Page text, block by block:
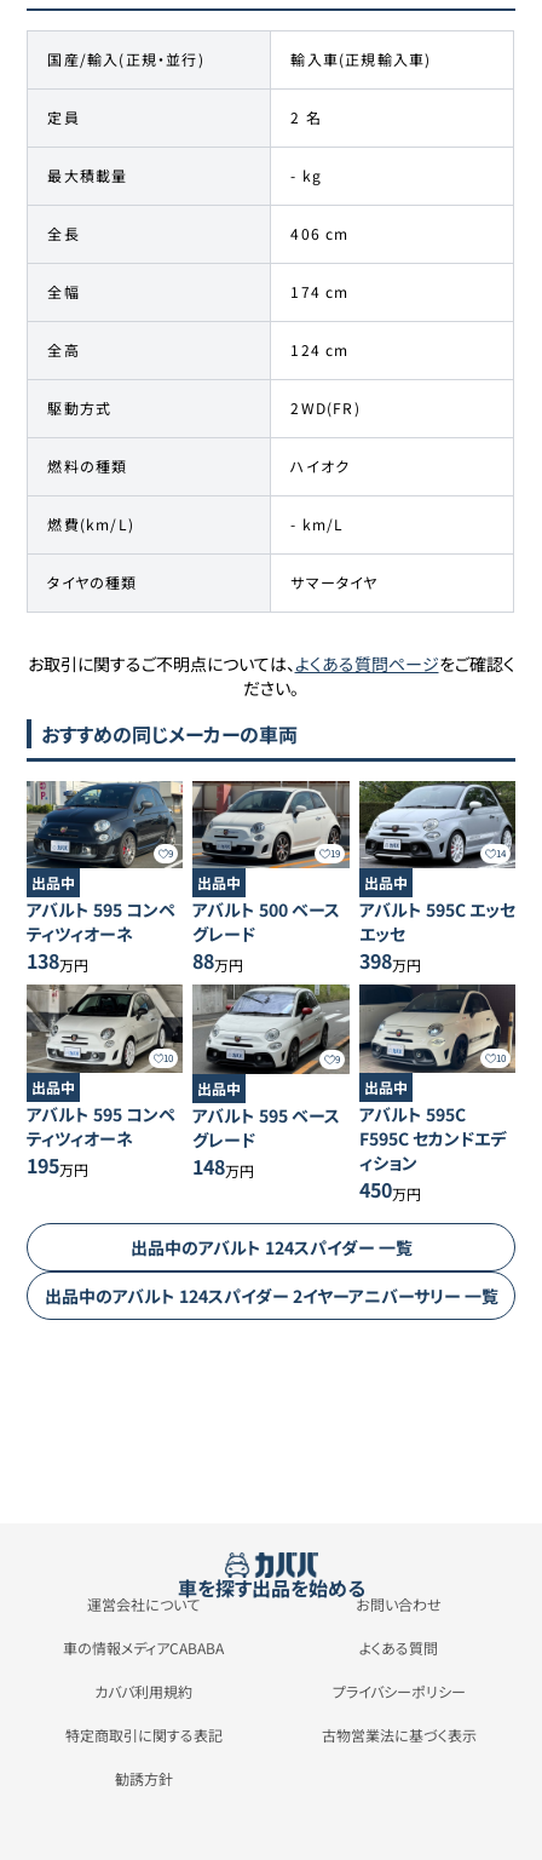
国産/輸入(正規・並行) 輸入車(正規輸入車)
定員 2 名
最大積載量 - kg
全長 406 cm
全幅 174 cm
全高 124 cm
駆動方式 2WD(FR)
燃料の種類 ハイオク
燃費(km/L) - km/L
タイヤの種類 サマータイヤ
お取引に関するご不明点については、よくある質問ページをご確認く
ださい。
おすすめの同じメーカーの車両
9
出品中
アバルト 595 コンペ
ティツィオーネ
138万円
19
出品中
アバルト 500ベース
グレード
88万円
14
出品中
アバルト 595C エッセ
エッセ
398万円
10
出品中
アバルト 595 コンペ
ティツィオーネ
195万円
9
出品中
アバルト 595ベース
グレード
148万円
10
出品中
アバルト 595C
F595C セカンドエデ
ィション
450万円
出品中のアバルト 124スパイダー 一覧
出品中のアバルト 124スパイダー 2イヤーアニバーサリー 一覧
車を探す出品を始める
運営会社について お問い合わせ
車の情報メディアCABABA よくある質問
カババ利用規約 プライバシーポリシー
特定商取引に関する表記 古物営業法に基づく表示
勧誘方針